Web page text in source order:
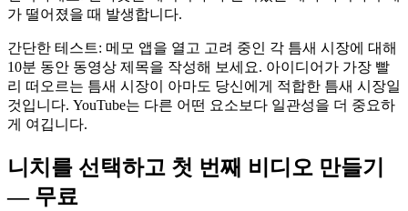
가 떨어졌을 때 발생합니다.
간단한 테스트: 메모 앱을 열고 고려 중인 각 틈새 시장에 대해
10분 동안 동영상 제목을 작성해 보세요. 아이디어가 가장 빨
리 떠오르는 틈새 시장이 아마도 당신에게 적합한 틈새 시장일
것입니다. YouTube는 다른 어떤 요소보다 일관성을 더 중요하
게 여깁니다.
니치를 선택하고 첫 번째 비디오 만들기
— 무료